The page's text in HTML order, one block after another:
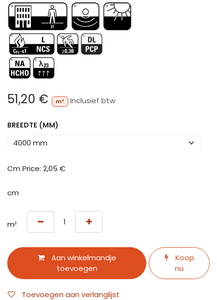
51,20 € m² Inclusief btw
BREEDTE (MM)
Cm Price: 2,05 €
cm
m²
Aan winkelmandje
toevoegen
Koop
nu
Toevoegen aan verlanglijst